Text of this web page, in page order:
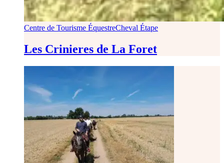
Centre de Tourisme ÉquestreCheval Étape
Les Crinieres de La Foret